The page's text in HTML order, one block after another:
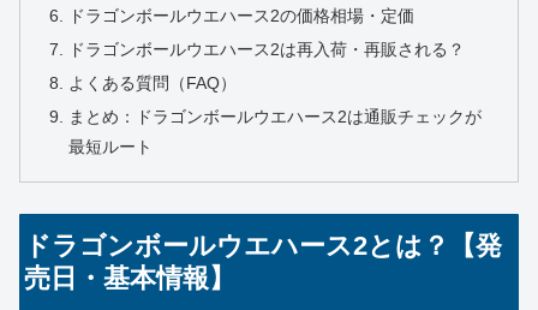
ドラゴンボールウエハース2の価格相場・定価
ドラゴンボールウエハース2は再入荷・再販される？
よくある質問（FAQ）
まとめ：ドラゴンボールウエハース2は通販チェックが
最短ルート
ドラゴンボールウエハース2とは？【発
売日・基本情報】